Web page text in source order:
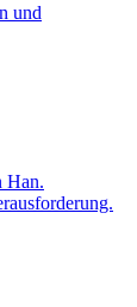
und
Han.